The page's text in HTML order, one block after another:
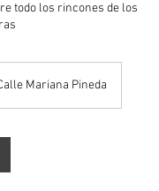
todo los rincones de los
Mariana Pineda